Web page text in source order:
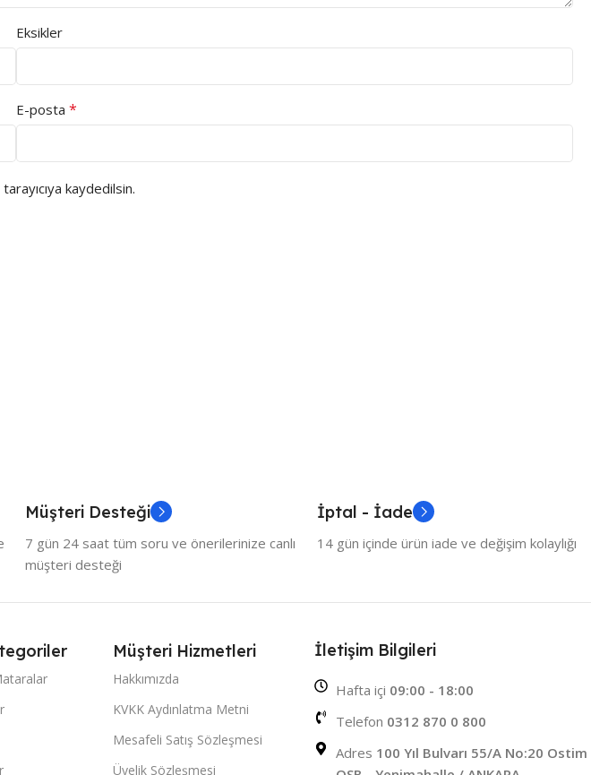
Eksikler
E-posta *
kaydedilsin.
Müşteri Desteği
7 gün 24 saat tüm soru ve önerilerinize canlı
müşteri desteği
İptal - İade
14 gün içinde ürün iade ve değişim kolaylığı
Müşteri Hizmetleri
Hakkımızda
KVKK Aydınlatma Metni
Mesafeli Satış Sözleşmesi
Üyelik Sözleşmesi
İletişim Bilgileri
Hafta içi 09:00 - 18:00
Telefon 0312 870 0 800
Adres 100 Yıl Bulvarı 55/A No:20 Ostim